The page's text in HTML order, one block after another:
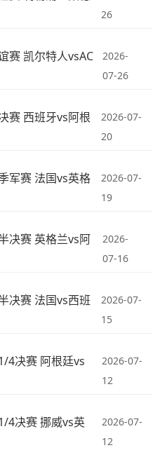
26
赛 凯尔特人vsAC
2026-
07-26
赛 西班牙vs阿根
2026-07-
20
军赛 法国vs英格
2026-07-
19
决赛 英格兰vs阿
2026-
07-16
决赛 法国vs西班
2026-07-
15
4决赛 阿根廷vs
2026-07-
12
4决赛 挪威vs英
2026-07-
12